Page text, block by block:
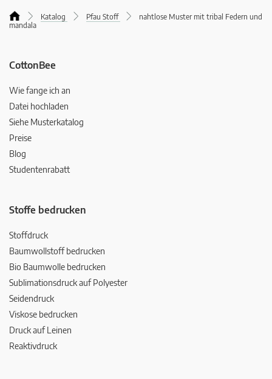
Katalog Pfau Stoff
nahtlose Muster mit tribal Federn und
mandala
CottonBee
Wie fange ich an
Datei hochladen
Siehe Musterkatalog
Preise
Blog
Studentenrabatt
Stoffe bedrucken
Stoffdruck
Baumwollstoff bedrucken
Bio Baumwolle bedrucken
Sublimationsdruck auf Polyester
Seidendruck
Viskose bedrucken
Druck auf Leinen
Reaktivdruck